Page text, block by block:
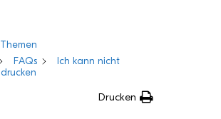
FAQs
Ich kann nicht
Drucken